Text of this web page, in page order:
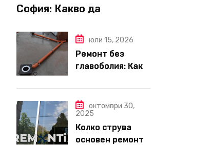
София: Какво да
юли 15, 2026
Ремонт без
главоболия: Как
надеждна фирма
за вътрешни
ремонти във
Варна
октомври 30,
2025
Колко струва
основен ремонт